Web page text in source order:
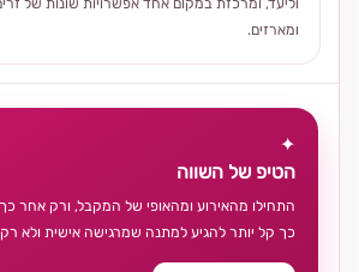
וליעד, ומרכזת במקום אחד אפשרויות שונות של
ומארזים.
✦
הטיפ של השווה
התחילו מהאירוע ומהאופי של המקבל, ורק אחר
כך קל יותר להגיע למתנה שמרגישה אישית ולא